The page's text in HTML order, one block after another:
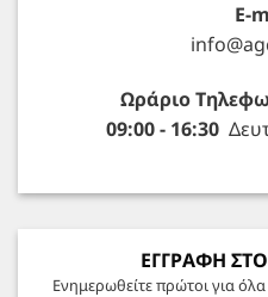
E-
Ωράριο
09:00 - 16:30
ΕΓΓΡΑΦΗ ΣΤΟ
Ενημερωθείτε πρώτοι για